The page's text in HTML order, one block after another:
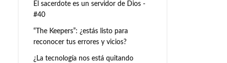
El sacerdote es un servidor de Dios -
#40
“The Keepers”: ¿estás listo para
reconocer tus errores y vicios?
¿La tecnología nos está quitando